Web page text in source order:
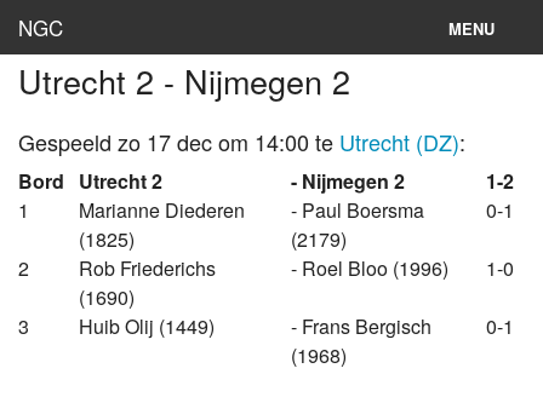
NGC MENU
Inloggen
Stand
Rooster
Utrecht 2 - Nijmegen 2
Gespeeld zo 17 dec om 14:00 te Utrecht (DZ):
Bord Utrecht 2 - Nijmegen 2
1-2
1
Marianne Diederen
(1825)
- Paul Boersma
(2179)
0-1
2
Rob Friederichs
(1690)
- Roel Bloo (1996) 1-0
3 Huib Olij (1449)
- Frans Bergisch
(1968)
0-1